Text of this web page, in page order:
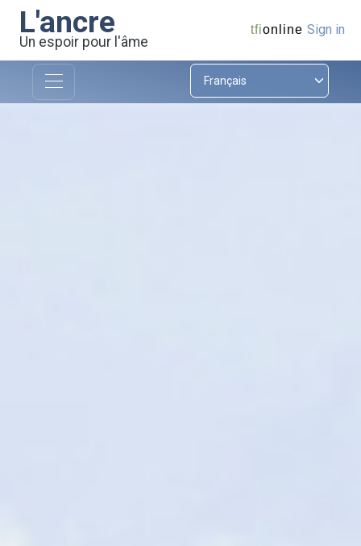
L'ancre
Un espoir pour l'âme
tfionline Sign in